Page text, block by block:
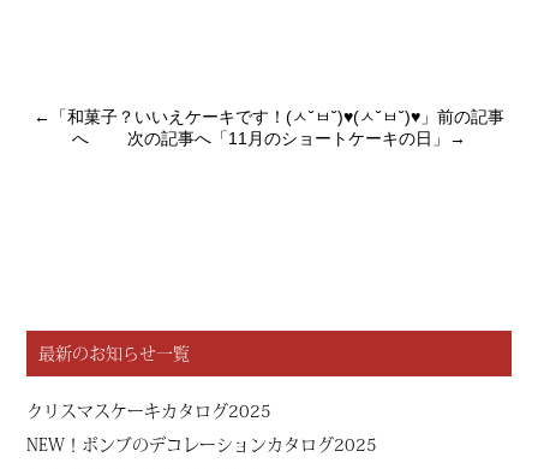
←「和菓子？いいえケーキです！(ㅅ˘ㅂ˘)♥(ㅅ˘ㅂ˘)♥ 」前の記事
へ 次の記事へ「11月のショートケーキの日 」→
最新のお知らせ一覧
クリスマスケーキカタログ2025
NEW！ボンブのデコレーションカタログ2025